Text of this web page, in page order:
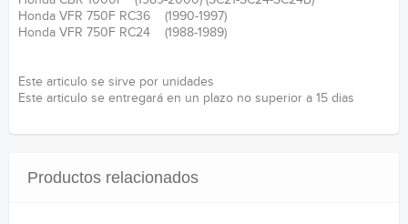
Honda VFR 750F RC36 (1990-1997)
Honda VFR 750F RC24 (1988-1989)
Este articulo se sirve por unidades
Este articulo se entregará en un plazo no superior a 15 dias
Productos relacionados